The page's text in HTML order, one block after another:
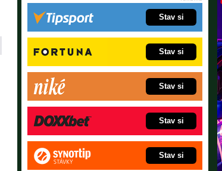
Stav si
Stav si
Stav si
Stav si
Stav si